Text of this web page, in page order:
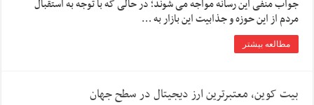
جواب منفی این رسانه مواجه می شوند؛ در حالی که با توجه به استقبال
مردم از این حوزه و جذابیت این بازار به …
مطالعه بیشتر
بیت کوین، معتبرترین ارز دیجیتال در سطح جهان